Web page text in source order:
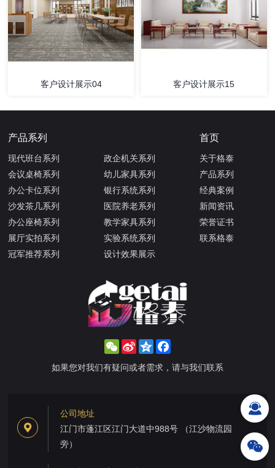
客户设计展示04 客户设计展示15
产品系列
现代班台系列
会议桌椅系列
办公卡位系列
沙发茶几系列
办公座椅系列
展厅实拍系列
冠军推荐系列
政企机关系列
幼儿家具系列
银行系统系列
医院养老系列
教学家具系列
实验系统系列
设计效果展示
首页
关于格泰
产品系列
经典案例
新闻资讯
荣誉证书
联系格泰
WeChat
Sina
Weibo
Qzone
如果您对我们有疑问或者需求，请与我们联系
公司地址
江门市蓬江区江门大道中988号 （江沙物流园
旁）